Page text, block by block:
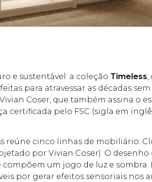
e sustentável: a coleção Timeless
para atravessar as décadas
Coser, que também assina o
certificada pelo FSC (sigla em
cinco linhas de mobiliário:
por Vivian Coser). O
um jogo de luz e sombra.
por gerar efeitos sensoriais nos